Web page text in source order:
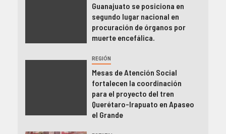
Guanajuato se posiciona en
segundo lugar nacional en
procuración de órganos por
muerte encefálica.
REGIÓN
Mesas de Atención Social
fortalecen la coordinación
para el proyecto del tren
Querétaro-Irapuato en Apaseo
el Grande